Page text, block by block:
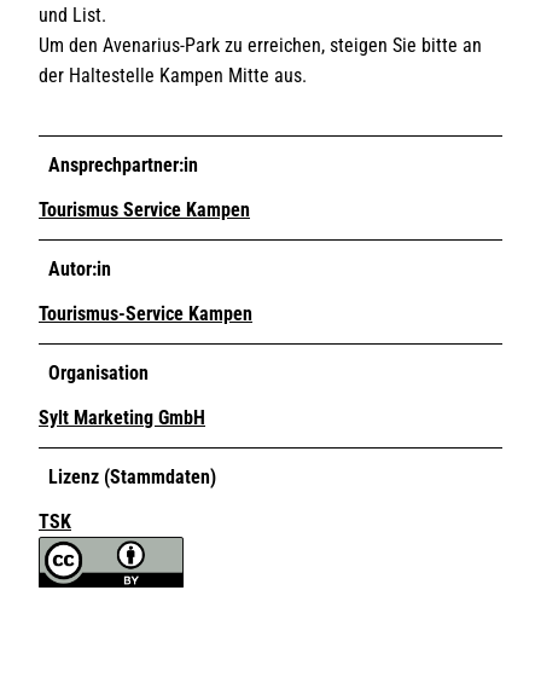
und List.
Um den Avenarius-Park zu erreichen, steigen Sie bitte an
der Haltestelle Kampen Mitte aus.
Ansprechpartner:in
Tourismus Service Kampen
Autor:in
Tourismus-Service Kampen
Organisation
Sylt Marketing GmbH
Lizenz (Stammdaten)
TSK